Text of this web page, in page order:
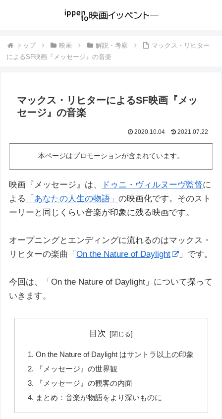
トップ 映画 解説・考察
マックス・リヒター
によるSF映画『メッセージ』の音楽
マックス・リヒターによるSF映画『メッ
セージ』の音楽
2020.10.04 2021.07.22
本ページはプロモーションが含まれています。
映画『メッセージ』は、 ドゥニ・ヴィルヌーヴ監督に
よる
「あなたの人生の物語」の映画化です。そのスト
ーリーと同じくらい音楽が印象に残る映画です。
オープニングとエンディングに流れるのはマックス・
リヒターの楽曲「On the Nature of Daylight 」です。
今回は、「On the Nature of Daylight」について探って
いきます。
目次
On the Nature of Daylight はサントラ以上の印象
『メッセージ』の世界観
『メッセージ』の観客の内面
まとめ：音楽が物語をより深いものに